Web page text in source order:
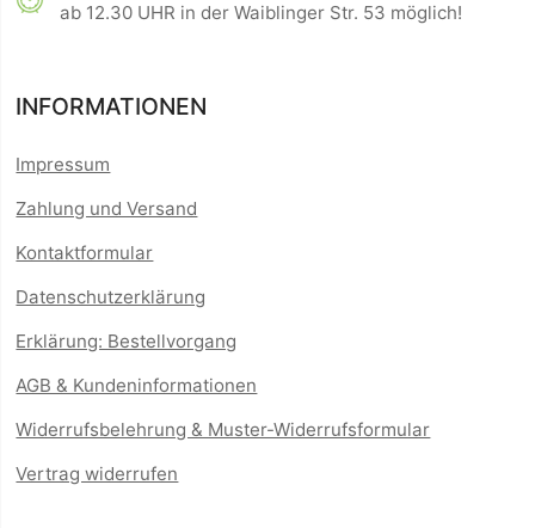
ab 12.30 UHR in der Waiblinger Str. 53 möglich!
INFORMATIONEN
Impressum
Zahlung und Versand
Kontaktformular
Datenschutzerklärung
Erklärung: Bestellvorgang
AGB & Kundeninformationen
Widerrufsbelehrung & Muster-Widerrufsformular
Vertrag widerrufen